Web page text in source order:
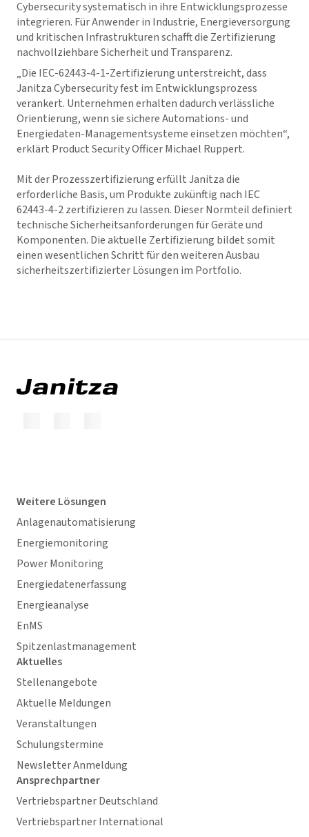
Cybersecurity systematisch in ihre Entwicklungsprozesse
integrieren. Für Anwender in Industrie, Energieversorgung
und kritischen Infrastrukturen schafft die Zertifizierung
nachvollziehbare Sicherheit und Transparenz.
„Die IEC-62443-4-1-Zertifizierung unterstreicht, dass
Janitza Cybersecurity fest im Entwicklungsprozess
verankert. Unternehmen erhalten dadurch verlässliche
Orientierung, wenn sie sichere Automations- und
Energiedaten-Managementsysteme einsetzen möchten“,
erklärt Product Security Officer Michael Ruppert.
Mit der Prozesszertifizierung erfüllt Janitza die
erforderliche Basis, um Produkte zukünftig nach IEC
62443-4-2 zertifizieren zu lassen. Dieser Normteil definiert
technische Sicherheitsanforderungen für Geräte und
Komponenten. Die aktuelle Zertifizierung bildet somit
einen wesentlichen Schritt für den weiteren Ausbau
sicherheitszertifizierter Lösungen im Portfolio.
Weitere Lösungen
Anlagenautomatisierung
Energiemonitoring
Power Monitoring
Energiedatenerfassung
Energieanalyse
EnMS
Spitzenlastmanagement
Aktuelles
Stellenangebote
Aktuelle Meldungen
Veranstaltungen
Schulungstermine
Newsletter Anmeldung
Ansprechpartner
Vertriebspartner Deutschland
Vertriebspartner International